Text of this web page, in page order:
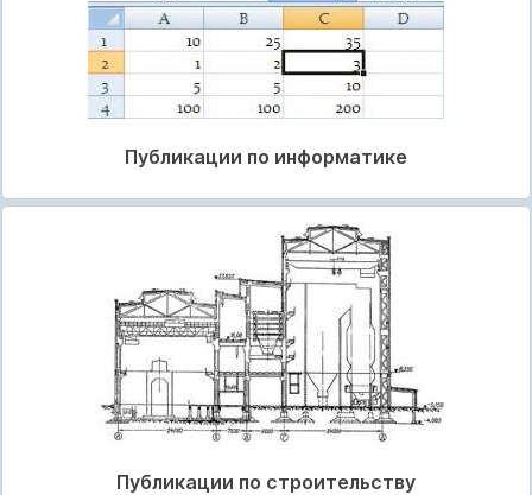
Публикации по информатике
Публикации по строительству